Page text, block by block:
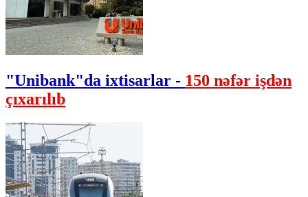
"Unibank"da ixtisarlar - 150 nəfər işdən
çıxarılıb